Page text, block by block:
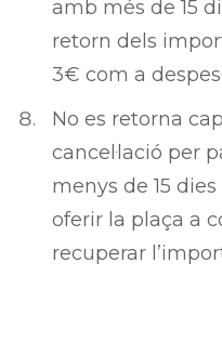
amb més de 15
retorn dels
3€ com a
No es retorna
cancel·lació per
menys de 15
oferir la plaça a
recuperar